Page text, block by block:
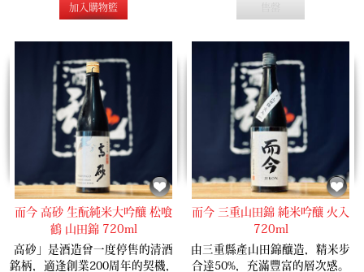
加入購物籃
而今 高砂 生酛純米大吟釀 松喰
鶴 山田錦 720ml
高砂」是酒造曾一度停售的清酒
銘柄，適逢創業200周年的契機，
而今 三重山田錦 純米吟釀 火入
720ml
由三重縣產山田錦釀造，精米步
合達50%，充滿豐富的層次感。